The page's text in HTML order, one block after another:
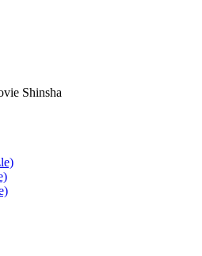
Shinsha